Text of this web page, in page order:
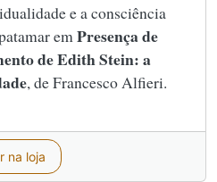
e a consciência
em Presença de
de Edith Stein: a
, de Francesco Alfieri.
na loja